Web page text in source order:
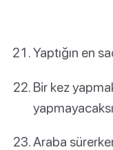
Yaptığın en
Bir kez
Araba